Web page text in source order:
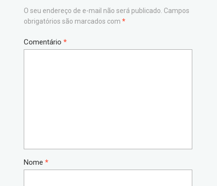
O seu endereço de e-mail não será publicado. Campos
obrigatórios são marcados com *
Comentário *
Nome *